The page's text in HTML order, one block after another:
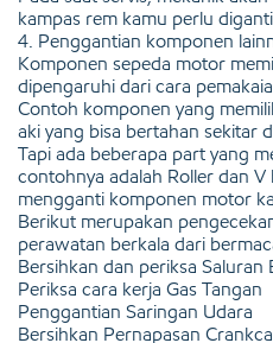
kampas rem kamu perlu
4. Penggantian komponen
Komponen sepeda motor
dipengaruhi dari cara
Contoh komponen yang
aki yang bisa bertahan sekitar
Tapi ada beberapa part yang
contohnya adalah Roller dan V
mengganti komponen motor
Berikut merupakan
perawatan berkala dari
Bersihkan dan periksa Saluran
Periksa cara kerja Gas Tangan
Penggantian Saringan Udara
Bersihkan Pernapasan